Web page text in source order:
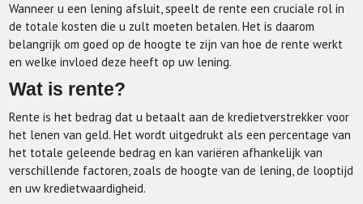
Wanneer u een lening afsluit, speelt de rente een cruciale rol in
de totale kosten die u zult moeten betalen. Het is daarom
belangrijk om goed op de hoogte te zijn van hoe de rente werkt
en welke invloed deze heeft op uw lening.
Wat is rente?
Rente is het bedrag dat u betaalt aan de kredietverstrekker voor
het lenen van geld. Het wordt uitgedrukt als een percentage van
het totale geleende bedrag en kan variëren afhankelijk van
verschillende factoren, zoals de hoogte van de lening, de looptijd
en uw kredietwaardigheid.